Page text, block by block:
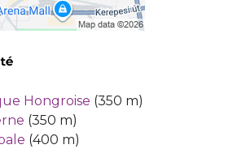
Hongroise (350 m)
(350 m)
(400 m)